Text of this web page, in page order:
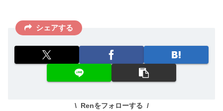
シェアする
Renをフォローする